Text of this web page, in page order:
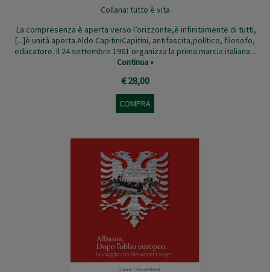
Collana: tutto è vita
La compresenza è aperta verso l’orizzonte,è infinitamente di tutti,
[...]è unità aperta.Aldo CapitiniCapitini, antifascita,politico, filosofo,
educatore. Il 24 settembre 1961 organizza la prima marcia italiana...
Continua »
€ 28,00
COMPRA